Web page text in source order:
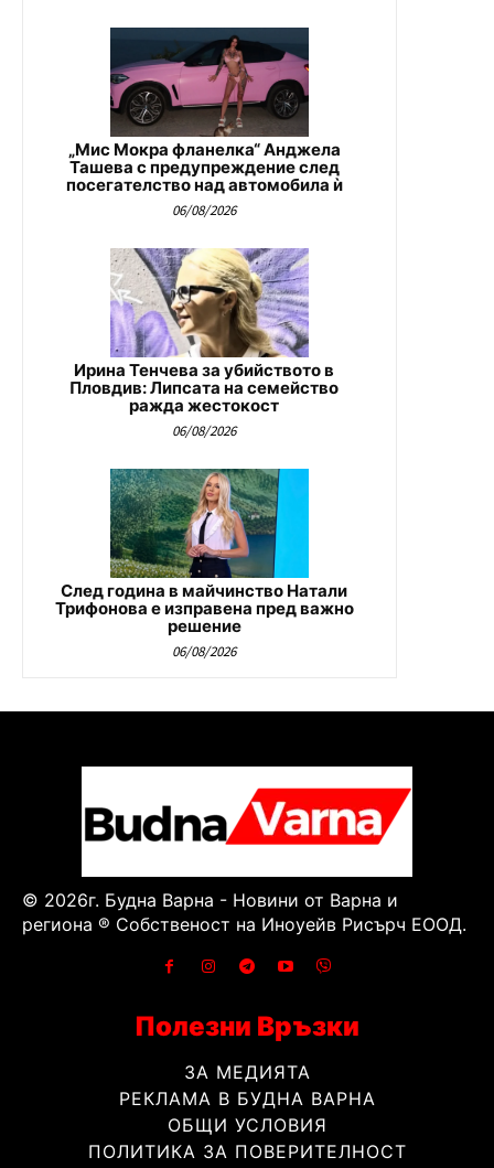
„Мис Мокра фланелка“ Анджела
Ташева с предупреждение след
посегателство над автомобила ѝ
06/08/2026
Ирина Тенчева за убийството в
Пловдив: Липсата на семейство
ражда жестокост
06/08/2026
След година в майчинство Натали
Трифонова е изправена пред важно
решение
06/08/2026
© 2026г. Будна Варна - Новини от Варна и
региона ® Собственост на Иноуейв Рисърч ЕООД.
Полезни Връзки
ЗА МЕДИЯТА
РЕКЛАМА В БУДНА ВАРНА
ОБЩИ УСЛОВИЯ
ПОЛИТИКА ЗА ПОВЕРИТЕЛНОСТ